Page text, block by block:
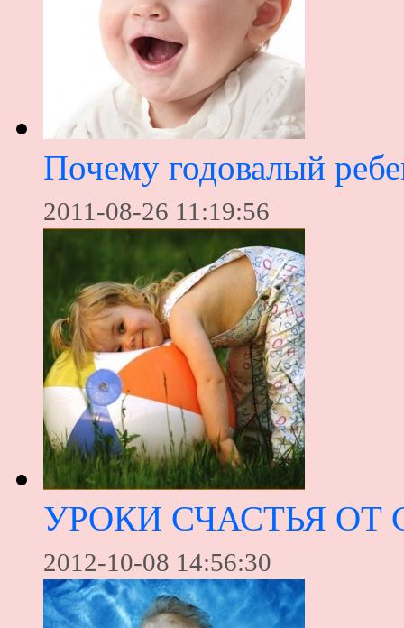
Почему годовалый
2011-08-26 11:19:56
УРОКИ СЧАСТЬЯ
2012-10-08 14:56:30